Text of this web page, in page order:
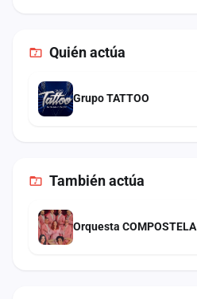
Quién actúa
Grupo TATTOO
Tambiénactúa
Orquesta COMPOSTELA